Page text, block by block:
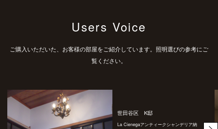
Users Voice
ご購入いただいた、お客様の部屋をご紹介しています。照明選びの参考にご
覧ください。
世田谷区 K邸
La Cienegaアンティークシャンデリア納